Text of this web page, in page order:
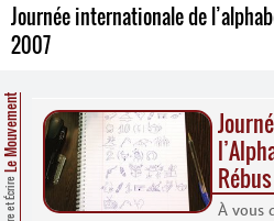
Journée internationale de
2007
Lire et Écrire
Le Mouvement
Rébus
À vous